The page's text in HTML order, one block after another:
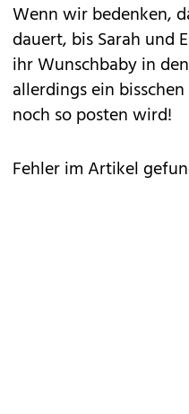
Wenn wir bedenken,
dauert, bis Sarah und
ihr Wunschbaby in
allerdings ein
noch so posten wird!
Fehler im Artikel